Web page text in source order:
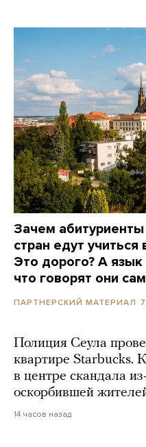
Зачем абитуриенты
стран едут
Это дорого? А
что говорят они
ПАРТНЕРСКИЙ МАТЕРИАЛ
Полиция Сеула
квартире Starbucks.
в центре скандала
оскорбившей
14 часов назад